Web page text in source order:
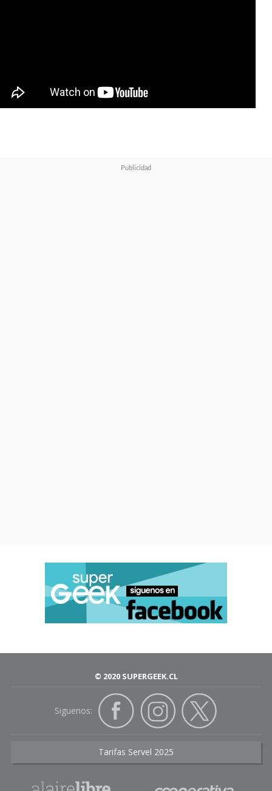
© 2020 SUPERGEEK.CL
Siguenos:
Tarifas Servel 2025